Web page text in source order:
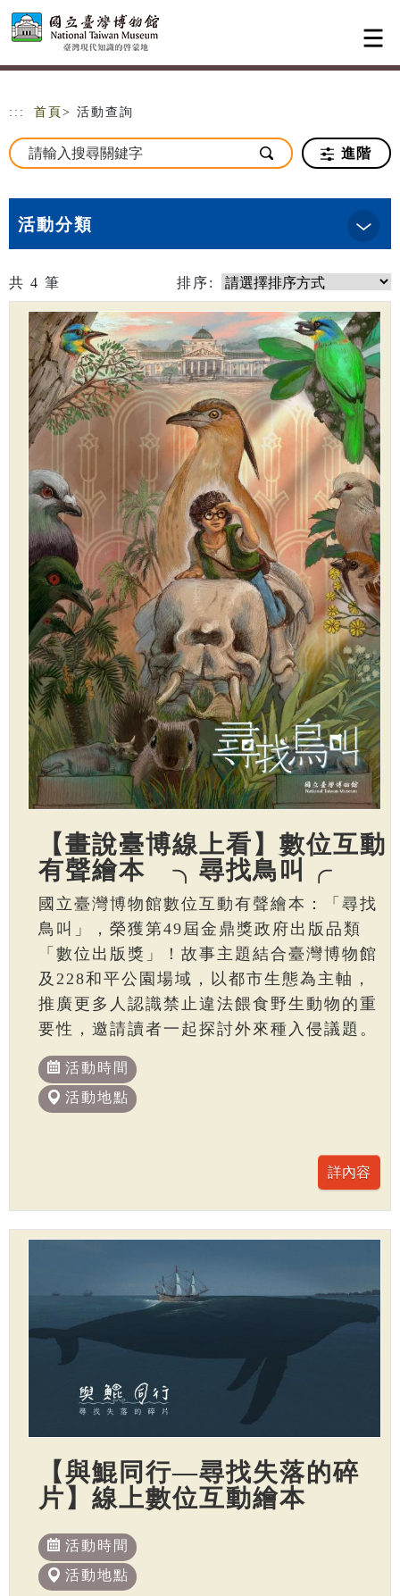
跳到主要內容
網站導覽
::: 首頁 > 活動查詢
進階
活動分類
共 4 筆 排序:
【畫說臺博線上看】數位互動
有聲繪本 ╮尋找鳥叫╭
國立臺灣博物館數位互動有聲繪本：「尋找
鳥叫」，榮獲第49屆金鼎獎政府出版品類
「數位出版獎」！故事主題結合臺灣博物館
及228和平公園場域，以都市生態為主軸，
推廣更多人認識禁止違法餵食野生動物的重
要性，邀請讀者一起探討外來種入侵議題。
活動時間
活動地點
【與鯤同行—尋找失落的碎
片】線上數位互動繪本
活動時間
活動地點